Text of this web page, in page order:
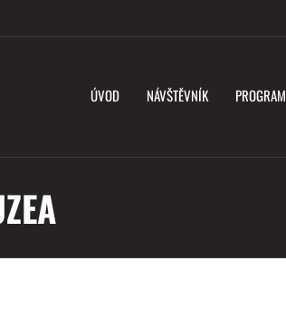
ÚVOD NÁVŠTĚVNÍK PROGRAM